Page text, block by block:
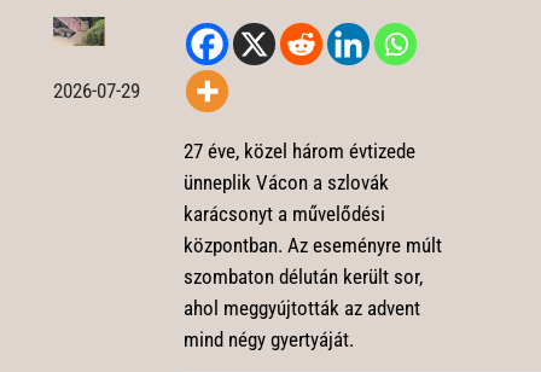
2026-07-29
27 éve, közel három évtizede
ünneplik Vácon a szlovák
karácsonyt a művelődési
központban. Az eseményre múlt
szombaton délután került sor,
ahol meggyújtották az advent
mind négy gyertyáját.